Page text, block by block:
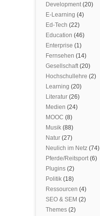
Development(20)
E-Learning (4)
Ed-Tech (22)
Education (46)
Enterprise (1)
Fernsehen (14)
Gesellschaft(20)
Hochschullehre (2)
Learning (20)
Literatur (26)
Medien (24)
MOOC (8)
Musik (88)
Natur (27)
Neulich im Netz (74)
Pferde/Reitsport(6)
Plugins (2)
Politik (18)
Ressourcen (4)
SEO & SEM (2)
Themes (2)